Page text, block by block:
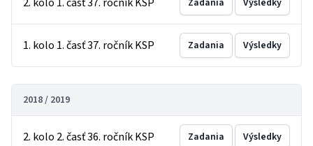
Zadania Výsledky
1. kolo 1. časť 37. ročník KSP Zadania Výsledky
2018 / 2019
2. kolo 2. časť 36. ročník KSP Zadania Výsledky